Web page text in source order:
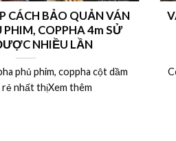
CÁCH BẢO QUẢN VÁN
PHIM, COPPHA 4m SỬ
NHIỀU LẦN
phủ phim, coppha cột dầm
rẻ nhất thịXem thêm